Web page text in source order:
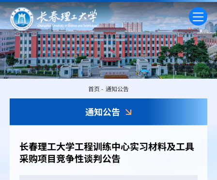
通知公告
首页 - 通知公告
长春理工大学工程训练中心实习材料及工具
采购项目竞争性谈判公告